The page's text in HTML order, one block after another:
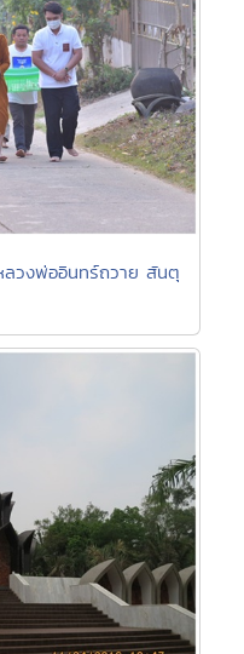
ลวงพ่ออินทร์ถวาย สันตุ